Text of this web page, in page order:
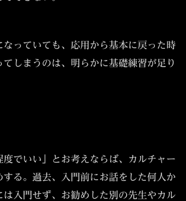
なっていても、応用から基本に戻った時
てしまうのは、明らかに基礎練習が足り
度でいい」とお考えならば、カルチャー
する。過去、入門前にお話をした何人か
は入門せず、お勧めした別の先生やカル